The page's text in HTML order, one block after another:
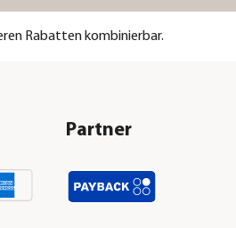
Rabatten kombinierbar.
Partner